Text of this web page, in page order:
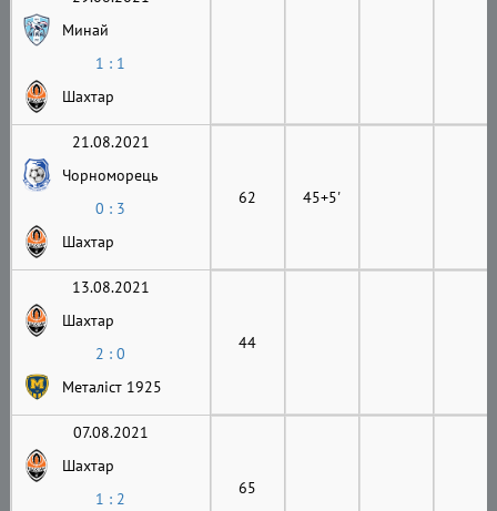
Минай
1 : 1
Шахтар
21.08.2021
Чорноморець
0 : 3
Шахтар
62 45+5'
13.08.2021
Шахтар
2 : 0
Металіст 1925
44
07.08.2021
Шахтар
1 : 2
65